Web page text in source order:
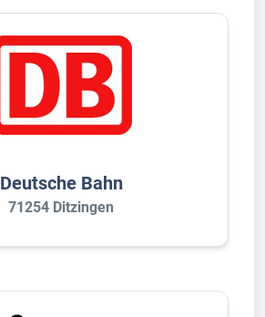
Deutsche Bahn
71254 Ditzingen